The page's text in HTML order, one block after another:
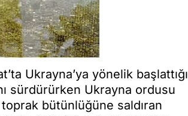
Ukrayna’ya yönelik başlattığı
sürdürürken Ukrayna ordusu
bütünlüğüne saldıran